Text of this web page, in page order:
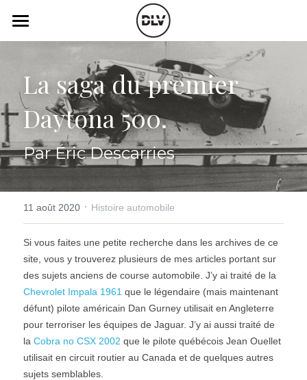
Catégories
Actualité Auto
Électrique
Histoire de chars
Art Automobile
Essais Routier
Vidéo
Podcast
Radio FM
Simulateur
Assurance
Rechercher
SOUMISSION RAPIDE
ASSURANCE
La saga du premier
Daytona 500.
Par Éric Descarries
11 août 2020 · Histoire automobile
Si vous faites une petite recherche dans les archives de ce
site, vous y trouverez plusieurs de mes articles portant sur
Chevrolet Impala 1961 que le légendaire (mais maintenant
défunt) pilote américain Dan Gurney utilisait en Angleterre
pour terroriser les équipes de Jaguar. J’y ai aussi traité de
la Cobra no CSX 2002 que le pilote québécois Jean Ouellet
utilisait en circuit routier au Canada et de quelques autres
sujets semblables.
LES CATÉGORIES DE LA BOUTIQUE
Toutes les catégories